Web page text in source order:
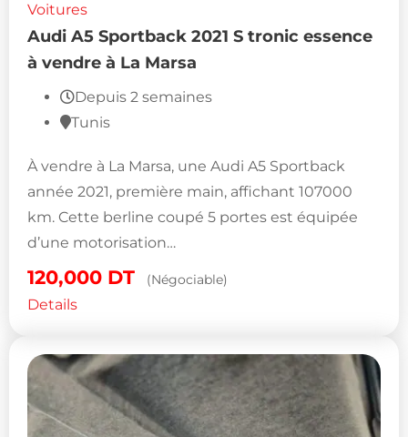
Voitures
Audi A5 Sportback 2021 S tronic essence
à vendre à La Marsa
Depuis 2 semaines
Tunis
À vendre à La Marsa, une Audi A5 Sportback
année 2021, première main, affichant 107000
km. Cette berline coupé 5 portes est équipée
d’une motorisation…
120,000 DT (Négociable)
Details